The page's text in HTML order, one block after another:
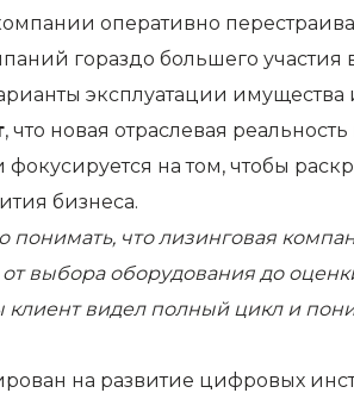
оперативно
гораздо большего
эксплуатации
, что новая отраслевая
на том, чтобы
бизнеса.
что лизинговая
выбора оборудования до
видел полный цикл и
на развитие цифровых